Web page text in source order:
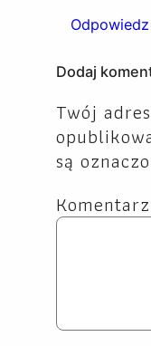
Odpowiedz
Dodaj
Twój
są
Komentarz